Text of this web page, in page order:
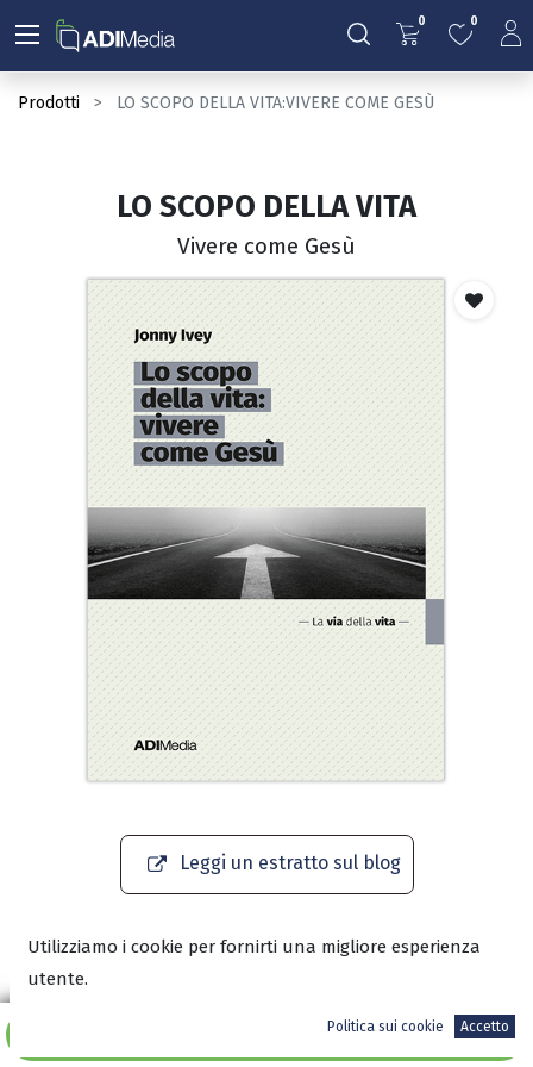
0 0
Prodotti LO SCOPO DELLA VITA:VIVERE COME GESÙ
Aggiungi al carrello
LO SCOPO DELLA VITA
Vivere come Gesù
Leggi un estratto sul blog
Scarica l'anteprima in PDF
Utilizziamo i cookie per fornirti una migliore esperienza
utente.
Politica sui cookie Accetto